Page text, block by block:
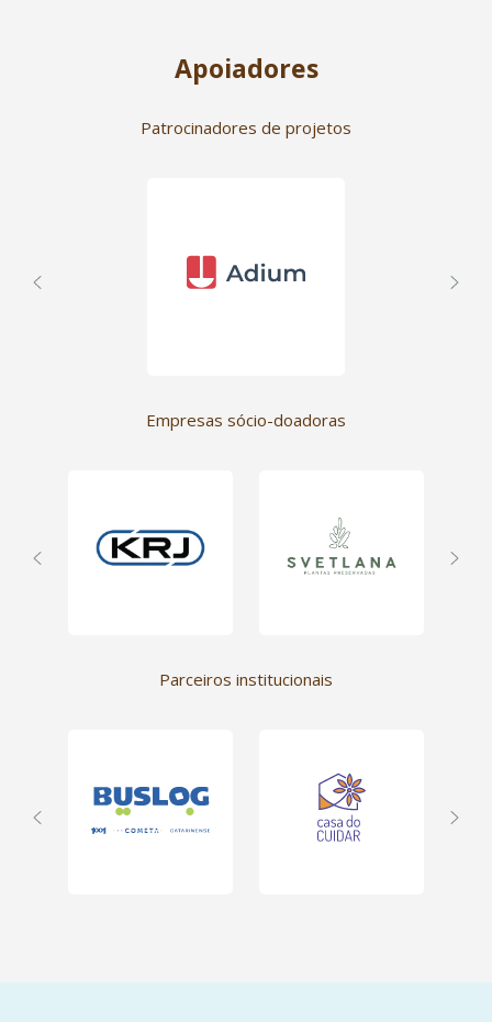
Apoiadores
Patrocinadores de projetos
Empresas sócio-doadoras
Ser empresa
Parceiros institucionais